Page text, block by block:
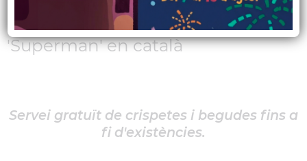
Projecció de la pel·lícula
'Superman' en català
Servei gratuït de crispetes i begudes fins a
fi d'existències.